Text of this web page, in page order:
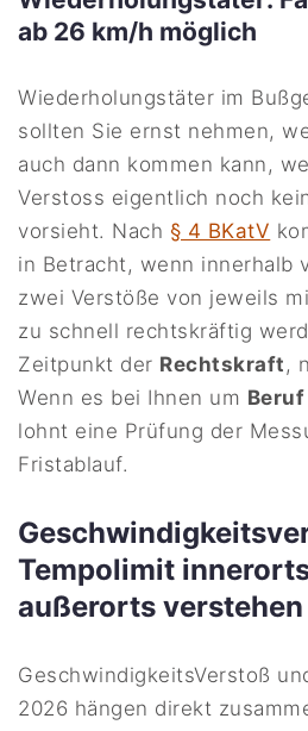
ab 26 km/h möglich
Wiederholungstäter im
sollten Sie ernst nehmen,
auch dann kommen kann,
Verstoss eigentlich noch
vorsieht. Nach § 4 BKatV
in Betracht, wenn innerhalb
zwei Verstöße von jeweils
zu schnell rechtskräftig
Zeitpunkt der Rechtskraft,
Wenn es bei Ihnen um Beruf
lohnt eine Prüfung der
Fristablauf.
Tempolimit
außerorts verstehen
GeschwindigkeitsVerstoß
2026 hängen direkt